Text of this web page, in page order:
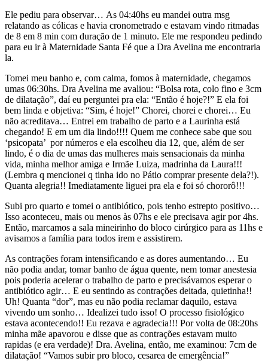
Ele pediu para observar… As 04:40hs eu mandei outra msg
relatando as cólicas e havia cronometrado e estavam vindo ritmadas
de 8 em 8 min com duração de 1 minuto. Ele me respondeu pedindo
para eu ir à Maternidade Santa Fé que a Dra Avelina me encontraria
la.
Tomei meu banho e, com calma, fomos à maternidade, chegamos
umas 06:30hs. Dra Avelina me avaliou: “Bolsa rota, colo fino e 3cm
de dilatação”, daí eu perguntei pra ela: “Então é hoje?!” E ela foi
bem linda e objetiva: “Sim, é hoje!” Chorei, chorei e chorei… Eu
não acreditava… Entrei em trabalho de parto e a Laurinha está
chegando! E em um dia lindo!!!! Quem me conhece sabe que sou
‘psicopata’ por números e ela escolheu dia 12, que, além de ser
lindo, é o dia de umas das mulheres mais sensacionais da minha
vida, minha melhor amiga e Irmãe Luiza, madrinha da Laura!!!
(Lembra q mencionei q tinha ido no Pátio comprar presente dela?!).
Quanta alegria!! Imediatamente liguei pra ela e foi só chororô!!!
Subi pro quarto e tomei o antibiótico, pois tenho estrepto positivo…
Isso aconteceu, mais ou menos às 07hs e ele precisava agir por 4hs.
Então, marcamos a sala mineirinho do bloco cirúrgico para as 11hs e
avisamos a família para todos irem e assistirem.
As contrações foram intensificando e as dores aumentando… Eu
não podia andar, tomar banho de água quente, nem tomar anestesia
pois poderia acelerar o trabalho de parto e precisávamos esperar o
antibiótico agir… E eu sentindo as contrações deitada, quietinha!!
Uh! Quanta “dor”, mas eu não podia reclamar daquilo, estava
vivendo um sonho… Idealizei tudo isso! O processo fisiológico
estava acontecendo!! Eu rezava e agradecia!!! Por volta de 08:20hs
minha mãe apavorou e disse que as contrações estavam muito
rapidas (e era verdade)! Dra. Avelina, então, me examinou: 7cm de
dilatação! “Vamos subir pro bloco, cesarea de emergência!”